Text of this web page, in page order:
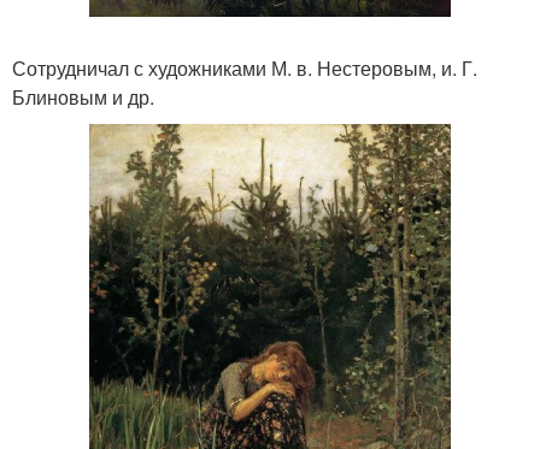
Сотрудничал с художниками М. в. Нестеровым, и. Г.
Блиновым и др.